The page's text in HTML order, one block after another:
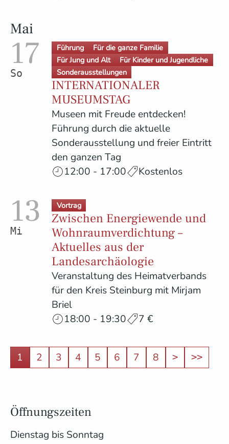
Mai
17
Sonntag
Führung
Für die ganze Familie
Für Jung und Alt
Für Kinder und Jugendliche
Sonderausstellungen
INTERNATIONALER
MUSEUMSTAG
Museen mit Freude entdecken!
Führung durch die aktuelle
Sonderausstellung und freier Eintritt
den ganzen Tag
12:00 - 17:00
Kostenlos
13
Mittwoch
Vortrag
Zwischen Energiewende und
Wohnraumverdichtung –
Aktuelles aus der
Landesarchäologie
Veranstaltung des Heimatverbands
für den Kreis Steinburg mit Mirjam
Briel
18:00 - 19:30
7 €
1 2 3 4 5 6 7 8 > >>
Öffnungszeiten
Dienstag bis Sonntag